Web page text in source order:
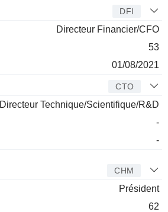
DFI
Directeur Financier/CFO
53
01/08/2021
CTO
Directeur Technique/Scientifique/R&D
-
-
CHM
Président
62